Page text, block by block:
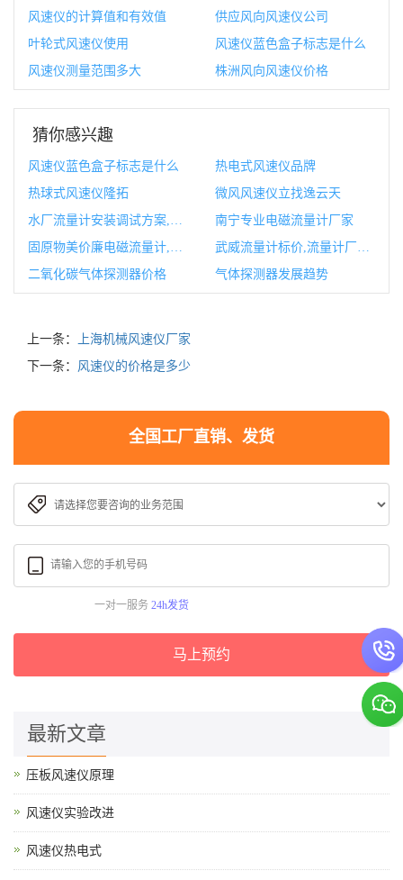
风速仪的计算值和有效值
供应风向风速仪公司
叶轮式风速仪使用
风速仪蓝色盒子标志是什么
风速仪测量范围多大
株洲风向风速仪价格
猜你感兴趣
风速仪蓝色盒子标志是什么
热电式风速仪品牌
热球式风速仪隆拓
微风风速仪立找逸云天
南宁专业电磁流量计厂家
二氧化碳气体探测器价格
气体探测器发展趋势
上一条：
上海机械风速仪厂家
下一条： 风速仪的价格是多少
全国工厂直销、发货
一对一服务 24h发货
马上预约
最新文章
压板风速仪原理
风速仪实验改进
风速仪热电式